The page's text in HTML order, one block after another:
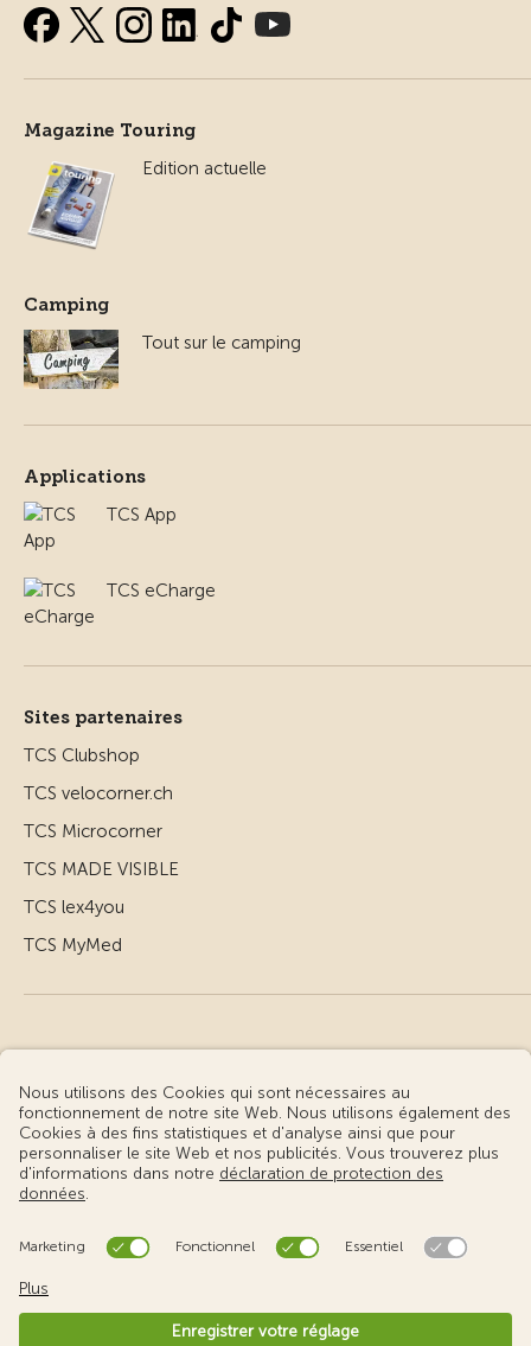
Magazine Touring
Edition actuelle
Camping
Tout sur le camping
Applications
TCS App
TCS eCharge
Sites partenaires
TCS Clubshop
TCS velocorner.ch
TCS Microcorner
TCS MADE VISIBLE
TCS lex4you
TCS MyMed
Conditions d’utilisation – informations juridiques
Gestion des cookies